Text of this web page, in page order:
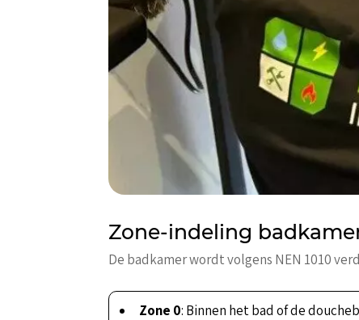
Zone-indeling
De badkamer wordt volgens NEN 1010
Zone 0: Binnen het bad of de